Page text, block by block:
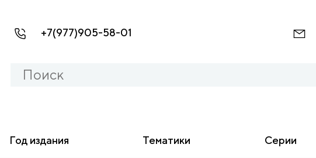
+7(977)905-58-01
Год издания Тематики Серии